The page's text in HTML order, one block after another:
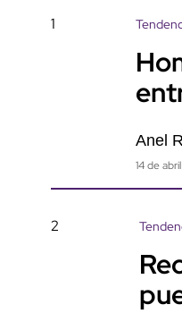
1
Anel
14 de
2